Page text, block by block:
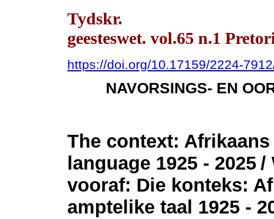
Tydskr.
geesteswet. vol.65 n.1
https://doi.org/10.17159/2224-
NAVORSINGS- EN
The context:
language 1925 - 2025 /
vooraf: Die konteks:
amptelike taal 1925 -